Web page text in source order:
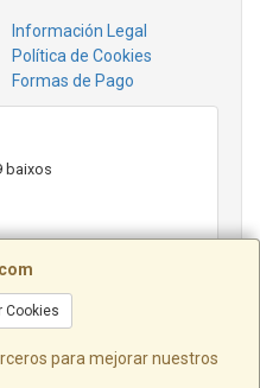
Cookies
para mejorar nuestros
Información Legal
Política de Cookies
Formas de Pago
baixos